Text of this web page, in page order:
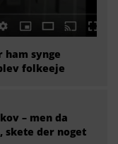
ham synge
folkeeje
– men da
skete der noget